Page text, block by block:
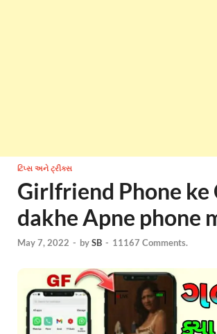
ટિપ્સ અને ટ્રીક્સ
Girlfriend Phone ke
dakhe Apne phone
May 7, 2022 - bySB - 11167 Comments.